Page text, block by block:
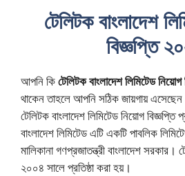
টেলিটক বাংলাদেশ
বিজ্ঞপ্তি
আপনি কিটেলিটক বাংলাদেশ লিমিটেড নিয়োগ
থাকেন তাহলে আপনি সঠিক জায়গায়
টেলিটক বাংলাদেশ লিমিটেড নিয়োগ
বাংলাদেশ লিমিটেড এটি একটি পাবলিক
মালিকানা গণপ্রজাতন্ত্রী বাংলাদেশ সরকার।
২০০৪ সালে প্রতিষ্ঠা করা হয়।